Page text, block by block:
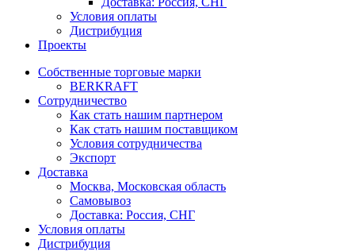
Условия оплаты
Дистрибуция
Проекты
Собственные торговые марки
BERKRAFT
Сотрудничество
Как стать нашим партнером
Как стать нашим поставщиком
Условия сотрудничества
Экспорт
Доставка
Москва, Московская область
Самовывоз
Доставка: Россия, СНГ
Условия оплаты
Дистрибуция